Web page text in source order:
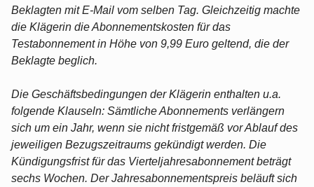
Beklagten mit E-Mail vom selben Tag. Gleichzeitig machte
die Klägerin die Abonnementskosten für das
Testabonnement in Höhe von 9,99 Euro geltend, die der
Beklagte beglich.
Die Geschäftsbedingungen der Klägerin enthalten u.a.
folgende Klauseln: Sämtliche Abonnements verlängern
sich um ein Jahr, wenn sie nicht fristgemäß vor Ablauf des
jeweiligen Bezugszeitraums gekündigt werden. Die
Kündigungsfrist für das Vierteljahresabonnement beträgt
sechs Wochen. Der Jahresabonnementspreis beläuft sich